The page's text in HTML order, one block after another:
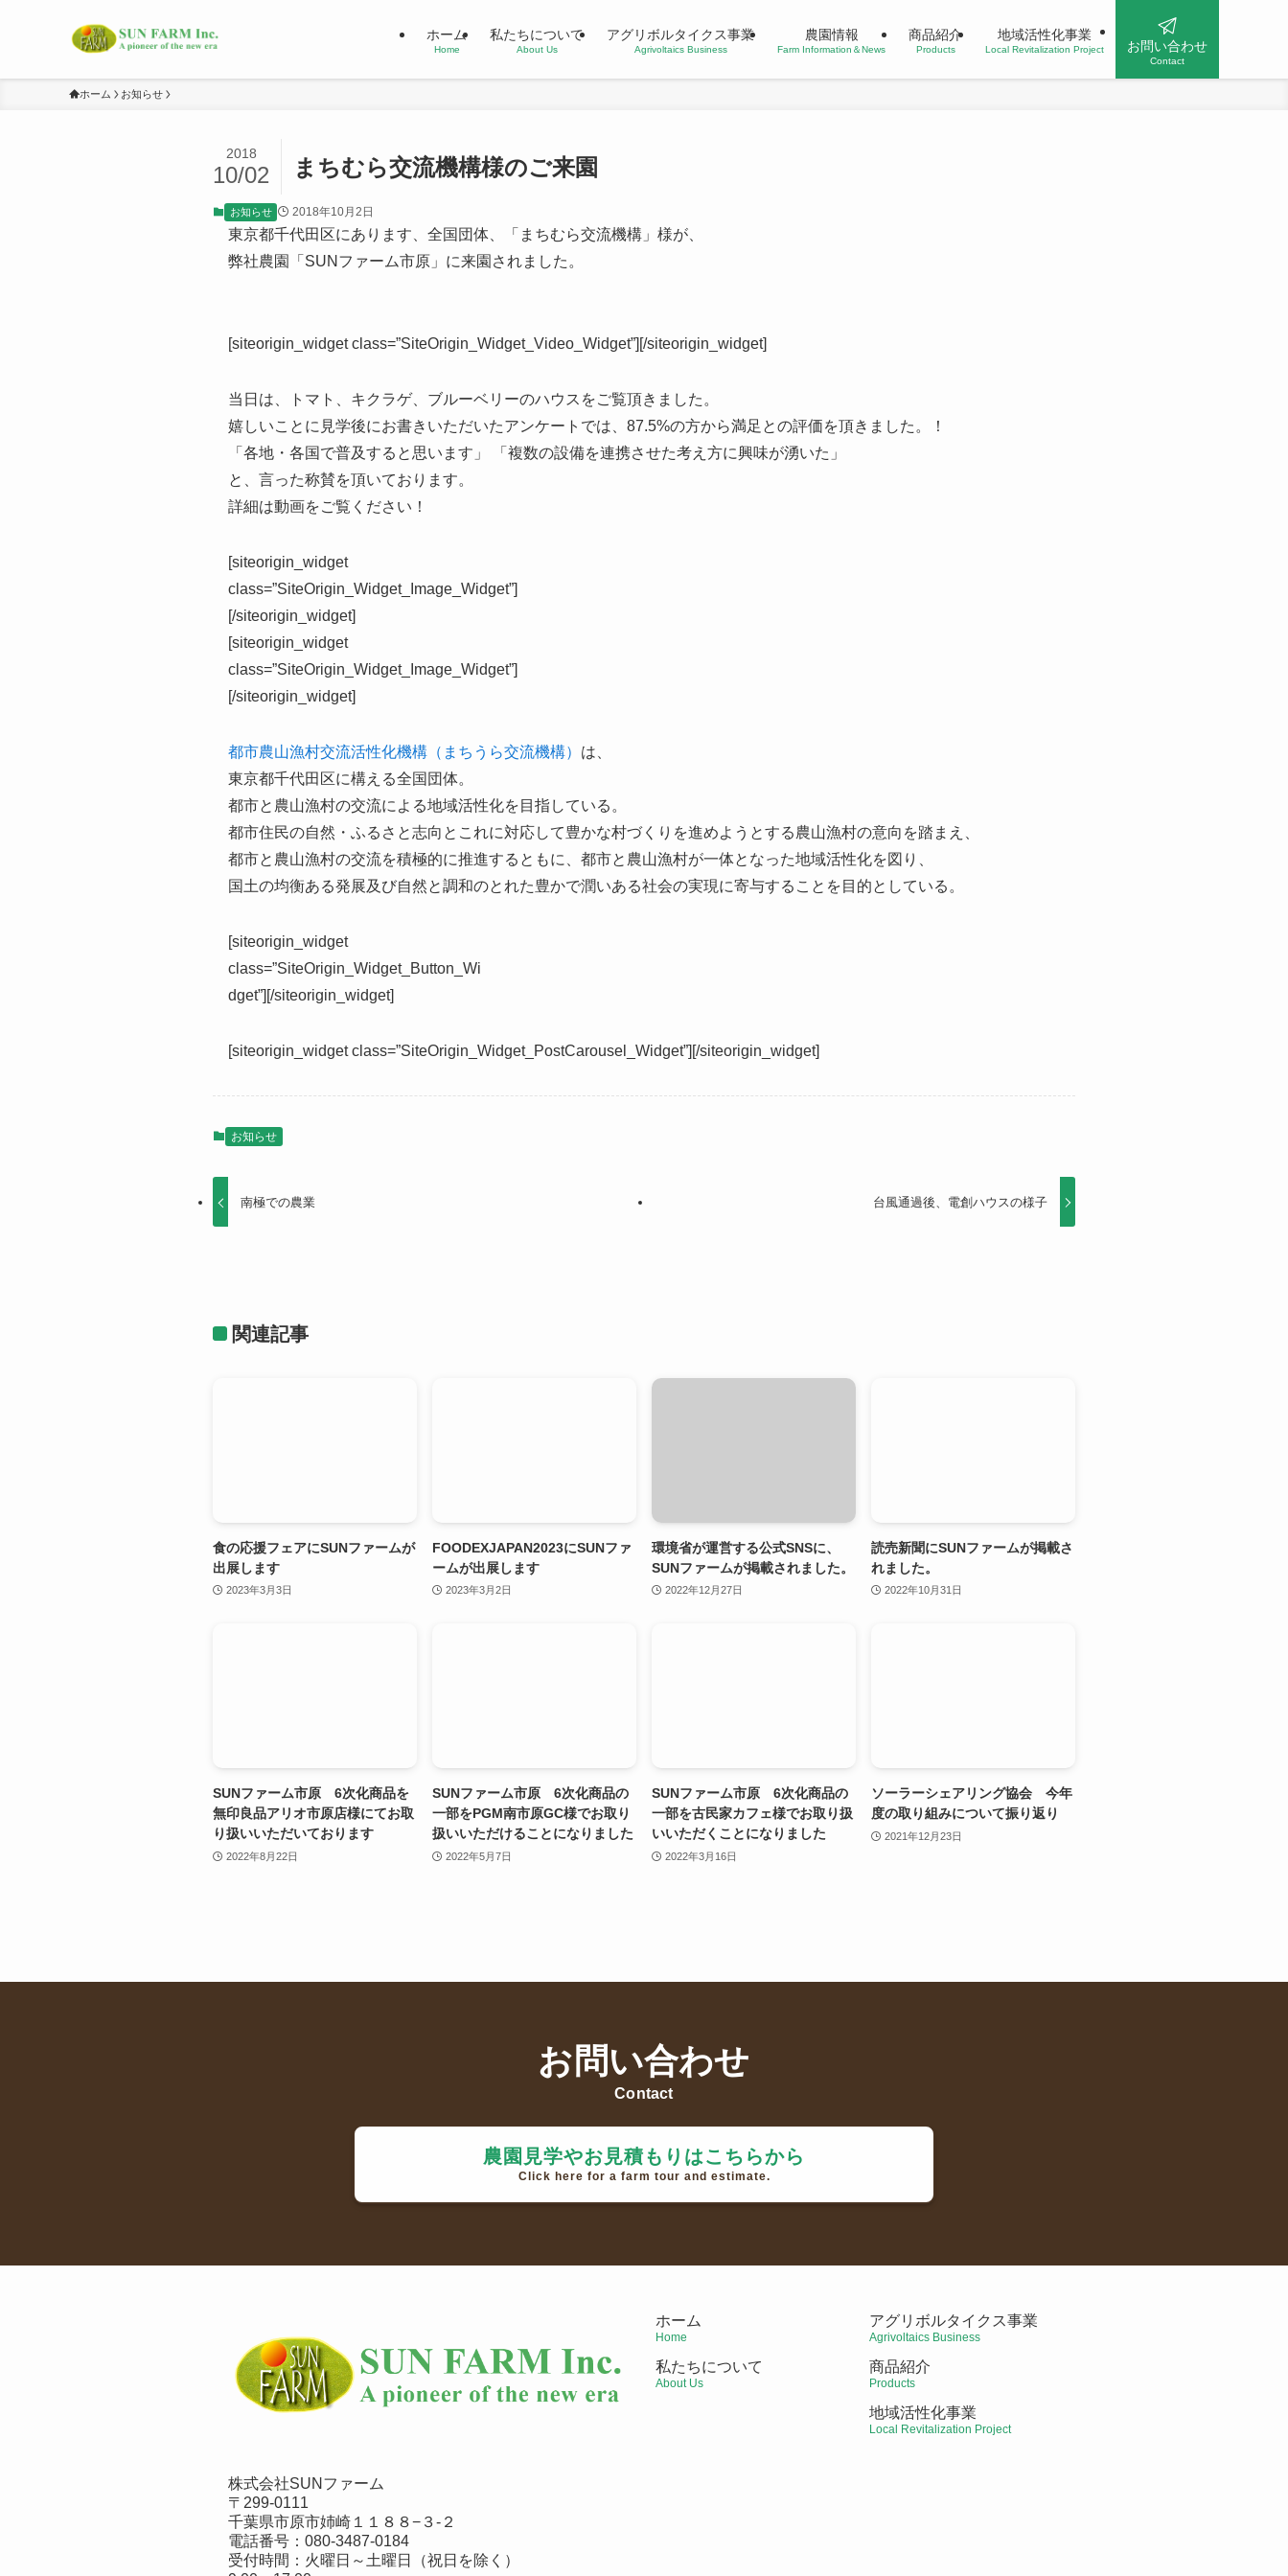
ホーム
Home
私たちについて
About Us
アグリボルタイクス事業
Agrivoltaics Business
農園情報
Farm Information＆News
商品紹介
Products
地域活性化事業
Local Revitalization Project お問い合わせ
Contact
ホーム お知らせ
まちむら交流機構様のご来園
2018
10/02
お知らせ 2018年10月2日
東京都千代田区にあります、全国団体、「まちむら交流機構」様が、
弊社農園「SUNファーム市原」に来園されました。
[siteorigin_widget class=”SiteOrigin_Widget_Video_Widget”] [/siteorigin_widget]
当日は、トマト、キクラゲ、ブルーベリーのハウスをご覧頂きました。
嬉しいことに見学後にお書きいただいたアンケートでは、87.5%の方から満足との評価を頂きました。！
「各地・各国で普及すると思います」 「複数の設備を連携させた考え方に興味が湧いた」
と、言った称賛を頂いております。
詳細は動画をご覧ください！
[siteorigin_widget
class=”SiteOrigin_Widget_Image_Widget”]
[/siteorigin_widget]
[siteorigin_widget
class=”SiteOrigin_Widget_Image_Widget”]
[/siteorigin_widget]
都市農山漁村交流活性化機構（まちうら交流機構） は、
東京都千代田区に構える全国団体。
都市と農山漁村の交流による地域活性化を目指している。
都市住民の自然・ふるさと志向とこれに対応して豊かな村づくりを進めようとする農山漁村の意向を踏まえ、
都市と農山漁村の交流を積極的に推進するともに、都市と農山漁村が一体となった地域活性化を図り、
国土の均衡ある発展及び自然と調和のとれた豊かで潤いある社会の実現に寄与することを目的としている。
[siteorigin_widget
class=”SiteOrigin_Widget_Button_Wi
dget”] [/siteorigin_widget]
[siteorigin_widget class=”SiteOrigin_Widget_PostCarousel_Widget”] [/siteorigin_widget]
お知らせ
南極での農業 台風通過後、電創ハウスの様子
関連記事
食の応援フェアにSUNファームが
出展します
2023年3月3日
FOODEXJAPAN2023にSUNファ
ームが出展します
2023年3月2日
環境省が運営する公式SNSに、
SUNファームが掲載されました。
2022年12月27日
読売新聞にSUNファームが掲載さ
れました。
2022年10月31日
SUNファーム市原 6次化商品を
無印良品アリオ市原店様にてお取
り扱いいただいております
2022年8月22日
SUNファーム市原 6次化商品の
一部をPGM南市原GC様でお取り
扱いいただけることになりました
2022年5月7日
SUNファーム市原 6次化商品の
一部を古民家カフェ様でお取り扱
いいただくことになりました
2022年3月16日
ソーラーシェアリング協会 今年
度の取り組みについて振り返り
2021年12月23日
お問い合わせ
Contact
農園見学やお見積もりはこちらから
Click here for a farm tour and estimate.
株式会社SUNファーム
〒299-0111
千葉県市原市姉崎１１８８−３-２
電話番号： 080-3487-0184
受付時間：火曜日～土曜日（祝日を除く）
ホーム
Home
私たちについて
About Us
アグリボルタイクス事業
Agrivoltaics Business
商品紹介
Products
地域活性化事業
Local Revitalization Project